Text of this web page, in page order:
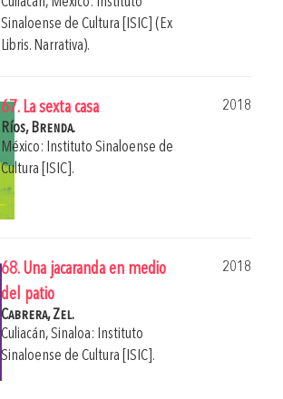
Sinaloense de Cultura [ISIC] (Ex
Libris. Narrativa).
67. La sexta casa
2018
Ríos, Brenda.
México: Instituto Sinaloense de
Cultura [ISIC].
68. Una jacaranda en medio
del patio
2018
Cabrera, Zel.
Culiacán, Sinaloa: Instituto
Sinaloense de Cultura [ISIC].